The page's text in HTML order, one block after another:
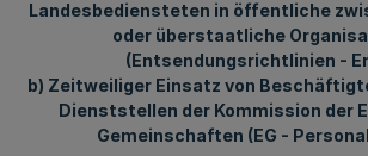
Landesbediensteten in öffentliche
oder überstaatliche
(Entsendungsrichtlinien -
b) Zeitweiliger Einsatz von
Dienststellen der Kommission der
Gemeinschaften (EG -